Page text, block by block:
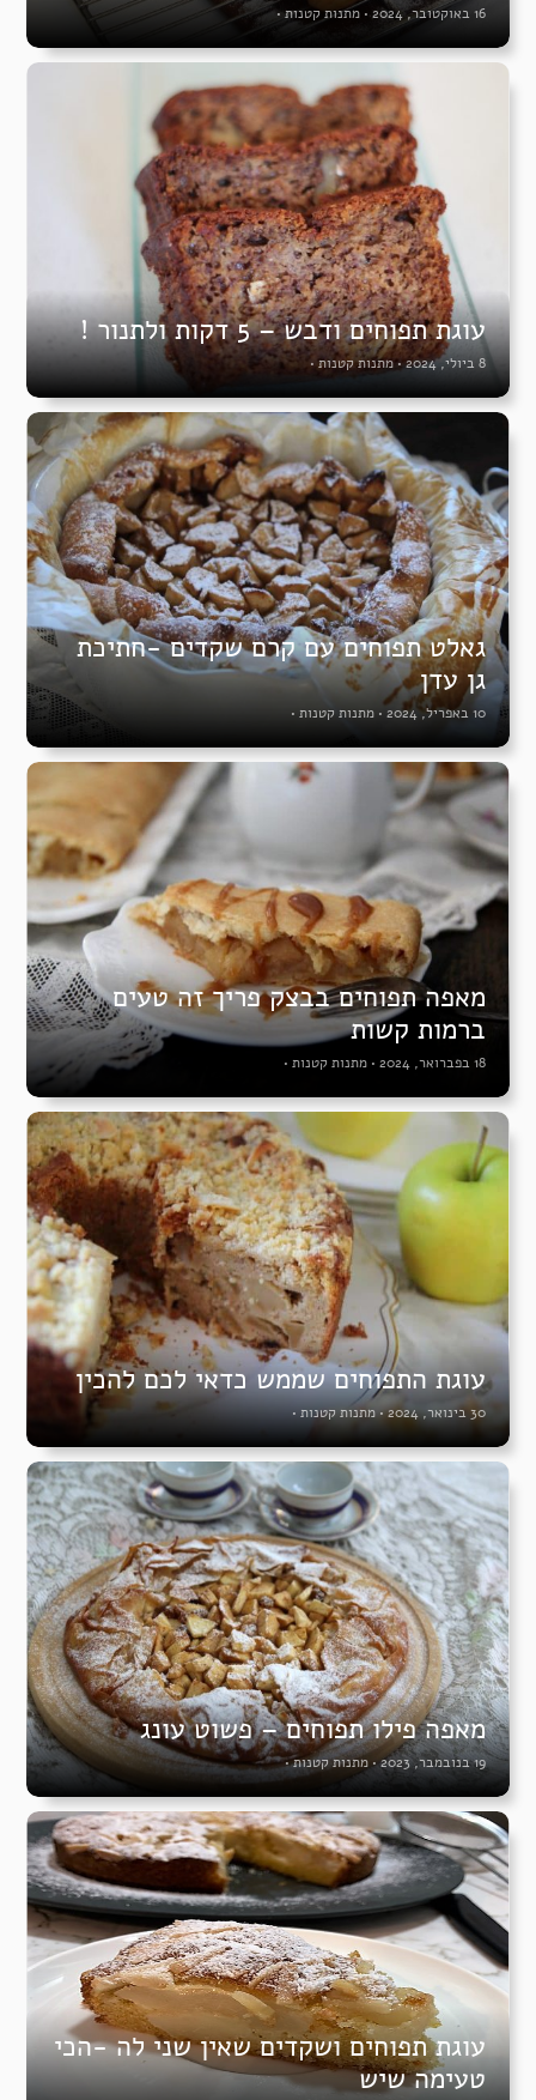
16 באוקטובר, 2024 • מתנות קטנות •
עוגת תפוחים ודבש – 5 דקות ולתנור !
8 ביולי, 2024 •מתנות קטנות •
גאלט תפוחים עם קרם שקדים -חתיכת
גן עדן
10 באפריל, 2024 • מתנות קטנות •
מאפה תפוחים בבצק פריך זה טעים
ברמות קשות
18 בפברואר, 2024 • מתנות קטנות •
עוגת התפוחים שממש כדאי לכם להכין
30 בינואר, 2024 • מתנות קטנות•
מאפה פילו תפוחים – פשוט עונג
19 בנובמבר, 2023 • מתנות קטנות•
עוגת תפוחים ושקדים שאין שני לה -הכי
טעימה שיש